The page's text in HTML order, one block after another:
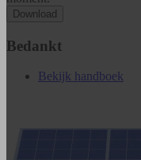
Download
Bedankt
Bekijk handboek